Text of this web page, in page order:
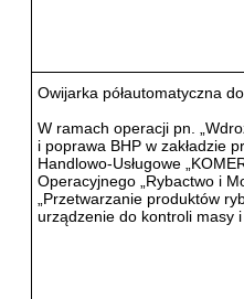
Owijarka półautomatyczna
W ramach operacji pn.
i poprawa BHP w zakładzie
Handlowo-Usługowe
Operacyjnego „Rybactwo i
„Przetwarzanie produktów
urządzenie do kontroli masy i